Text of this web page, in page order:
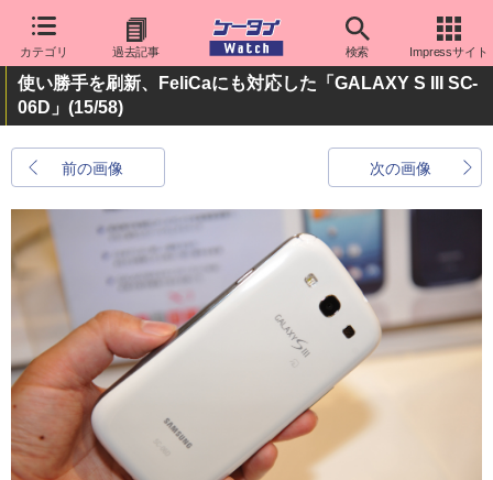
カテゴリ 過去記事 検索 Impressサイト
使い勝手を刷新、FeliCaにも対応した「GALAXY S III SC-
06D」 (15/58)
前の画像 次の画像